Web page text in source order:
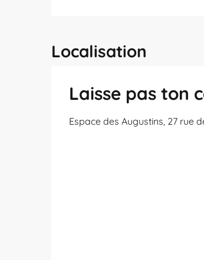
Localisation
Laisse pas ton
Espace des Augustins, 27 rue